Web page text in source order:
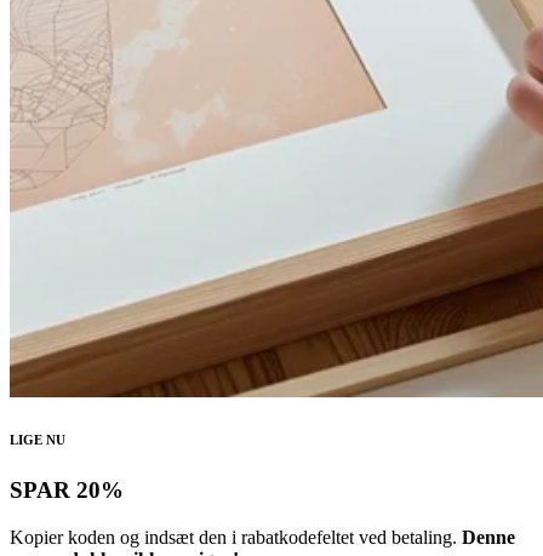
LIGE NU
SPAR 20%
Kopier koden og indsæt den i rabatkodefeltet ved betaling. Denne